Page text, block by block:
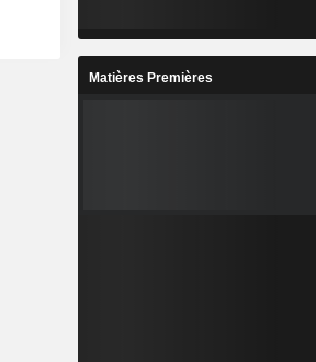
Matières Premières